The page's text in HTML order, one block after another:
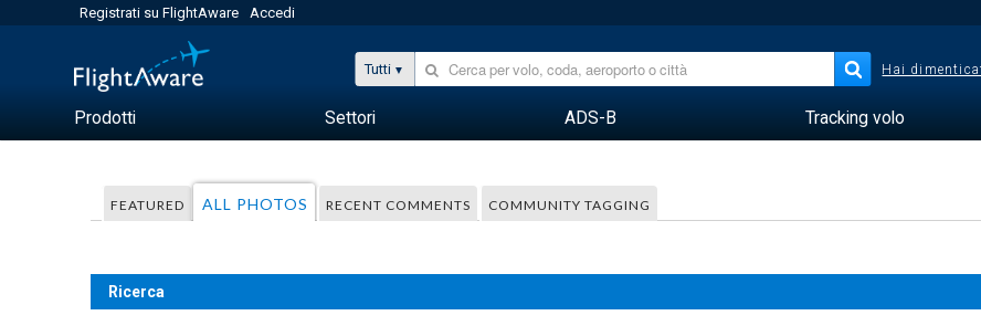
Registrati su FlightAware Accedi
Tutti Hai
Prodotti Settori ADS-B Tracking volo
FEATURED ALL PHOTOS RECENT COMMENTS COMMUNITY TAGGING
Ricerca